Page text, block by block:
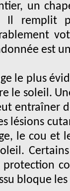
un
Il remplit
est
le plus
le soleil.
entraîner
lésions
le cou et
protection
bloque les